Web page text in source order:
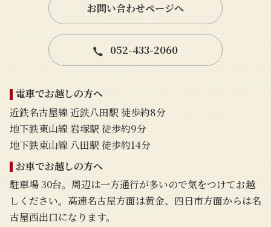
お問い合わせページへ
052-433-2060
電車でお越しの方へ
近鉄名古屋線 近鉄八田駅 徒歩約8分
地下鉄東山線 岩塚駅 徒歩約9分
地下鉄東山線 八田駅 徒歩約14分
お車でお越しの方へ
駐車場 30台。周辺は一方通行が多いので気をつけてお越
しください。高速名古屋方面は黄金、四日市方面からは名
古屋西出口になります。